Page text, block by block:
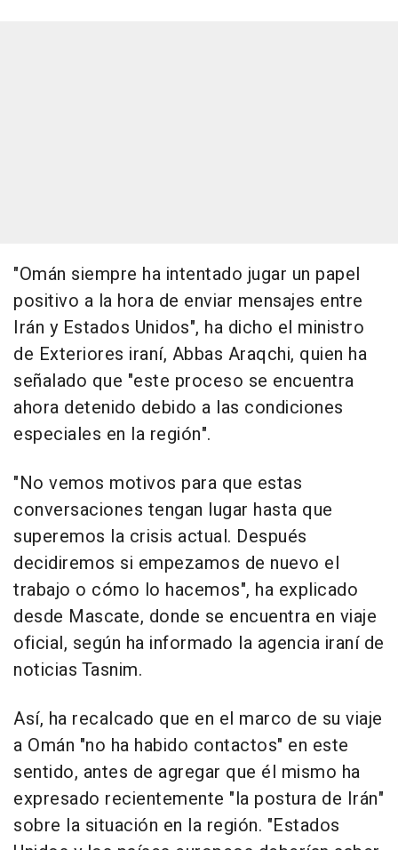
"Omán siempre ha intentado jugar un papel
positivo a la hora de enviar mensajes entre
Irán y Estados Unidos", ha dicho el ministro
de Exteriores iraní, Abbas Araqchi, quien ha
señalado que "este proceso se encuentra
ahora detenido debido a las condiciones
especiales en la región".
"No vemos motivos para que estas
conversaciones tengan lugar hasta que
superemos la crisis actual. Después
decidiremos si empezamos de nuevo el
trabajo o cómo lo hacemos", ha explicado
desde Mascate, donde se encuentra en viaje
oficial, según ha informado la agencia iraní de
noticias Tasnim.
Así, ha recalcado que en el marco de su viaje
a Omán "no ha habido contactos" en este
sentido, antes de agregar que él mismo ha
expresado recientemente "la postura de Irán"
sobre la situación en la región. "Estados